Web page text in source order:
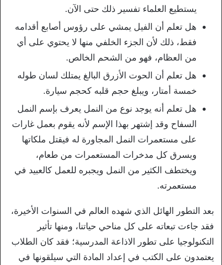
يستطيع العلماء تفسير ذلك حتى الآن.
هل تعلم أن الفيل يمشي على رؤوس أصابع أقدامه
فقط، ذلك لأن الجزء الخلفي منها لا يحتوي على أي
من العظام، فهو من الشحم الخالص.
هل تعلم أن الحوت الأزرق البالغ يمتلك لسان طوله
خمسة أمتار، ويبلغ حجم قلبه كحجم سيارة.
هل تعلم أنه يوجد نوع من النمل يعرف بإسم النمل
السفاح وقد إشتهر بهذا الإسم لأنه يقوم بعمل غارات
على مستعمرات النمل المجاورة له فيقتل ملكاتها
ويسرق كل مدخرات المستعمرات من طعام،
ويختطف الكثير من النمل ويجبره للعمل كالعبيد في
مستعمرته.
بعد التطور الهائل الذي شهده العالم في السنوات الأخيرة،
فقد جاءت تبعاته على كل مناحي حياتنا، ومنها تأثير
التكنولوجيا على تطور الاذاعة المدرسية؛ فقد كان الطلاب
يعتمدون على الكتب في إعداد المادة التي سيلقونها في